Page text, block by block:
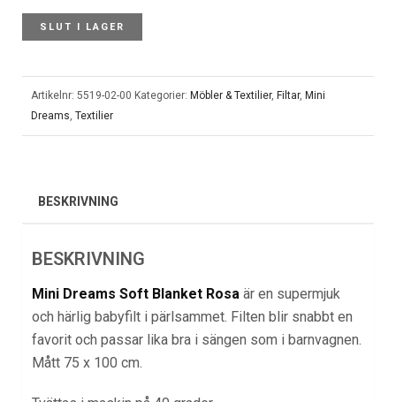
SLUT I LAGER
Artikelnr: 5519-02-00 Kategorier: Möbler & Textilier, Filtar, Mini
Dreams, Textilier
BESKRIVNING
BESKRIVNING
Mini Dreams Soft Blanket Rosa är en supermjuk
och härlig babyfilt i pärlsammet. Filten blir snabbt en
favorit och passar lika bra i sängen som i barnvagnen.
Mått 75 x 100 cm.